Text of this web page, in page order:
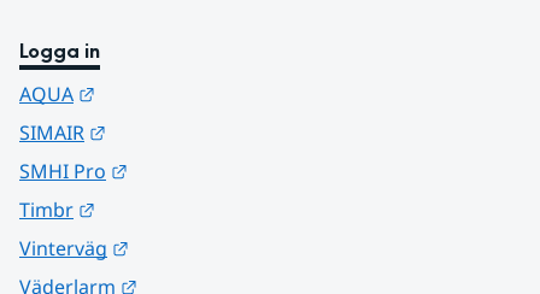
Logga in
AQUA
SIMAIR
SMHI Pro
Timbr
Vinterväg
Väderlarm